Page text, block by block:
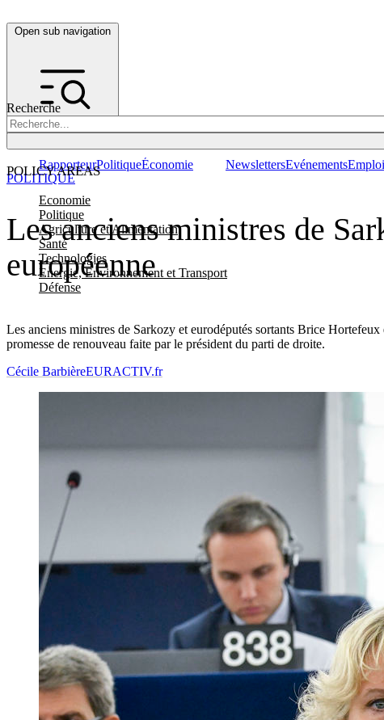
Open sub navigation
Recherche
POLICY AREAS
Economie
Politique
Agriculture et Alimentation
Santé
Technologies
Energie, Environnement et Transport
Défense
RapporteurPolitiqueÉconomie NewslettersEvénements
Les anciens ministres de
européenne
Les anciens ministres de Sarkozy et eurodéputés sortants Brice
promesse de renouveau faite par le président du parti de droite.
POLITIQUE
Cécile BarbièreEURACTIV.fr